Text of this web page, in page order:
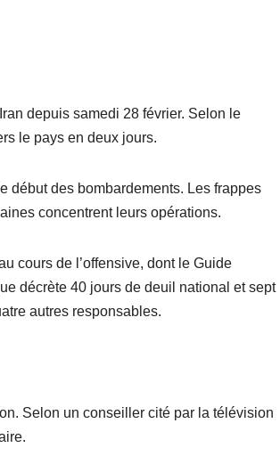
depuis samedi 28 février. Selon le
le pays en deux jours.
début des bombardements. Les frappes
concentrent leurs opérations.
cours de l’offensive, dont le Guide
décrète 40 jours de deuil national et sept
autres responsables.
Selon un conseiller cité par la télévision